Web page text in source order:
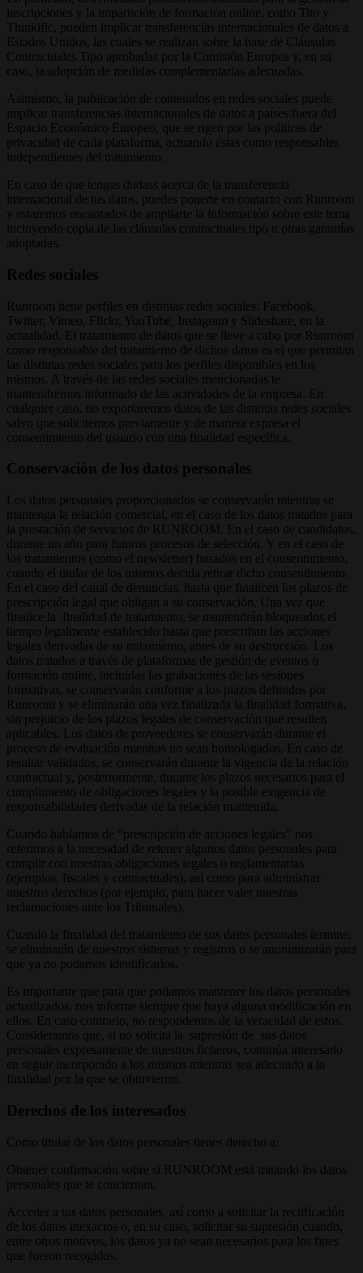
inscripciones y la impartición de formación online, como Tito y
Thinkific, pueden implicar transferencias internacionales de datos a
Estados Unidos, las cuales se realizan sobre la base de Cláusulas
Contractuales Tipo aprobadas por la Comisión Europea y, en su
caso, la adopción de medidas complementarias adecuadas.
Asimismo, la publicación de contenidos en redes sociales puede
implicar transferencias internacionales de datos a países fuera del
Espacio Económico Europeo, que se rigen por las políticas de
privacidad de cada plataforma, actuando éstas como responsables
independientes del tratamiento.
En caso de que tengas dudass acerca de la transferencia
internacional de tus datos, puedes ponerte en contacto con Runroom
y estaremos encantados de ampliarte la información sobre este tema
incluyendo copia de las cláusulas contractuales tipo u otras garantías
adoptadas.
Redes sociales
Runroom tiene perfiles en distintas redes sociales: Facebook,
Twitter, Vimeo, Flickr, YouTube, Instagram y Slideshare, en la
actualidad. El tratamiento de datos que se lleve a cabo por Runroom
como responsable del tratamiento de dichos datos es el que permitan
las distintas redes sociales para los perfiles disponibles en los
mismos. A través de las redes sociales mencionadas te
mantendremos informado de las actividades de la empresa. En
cualquier caso, no exportaremos datos de las distintas redes sociales
salvo que solicitemos previamente y de manera expresa el
consentimiento del usuario con una finalidad específica.
Conservación de los datos personales
Los datos personales proporcionados se conservarán mientras se
mantenga la relación comercial, en el caso de los datos tratados para
la prestación de servicios de RUNROOM. En el caso de candidatos,
durante un año para futuros procesos de selección. Y en el caso de
los tratamientos (como el newsletter) basados en el consentimiento,
cuando el titular de los mismos decida retirar dicho consentimiento.
En el caso del canal de denuncias, hasta que finalicen los plazos de
prescripción legal que obligan a su conservación. Una vez que
finalice la finalidad de tratamiento, se mantendrán bloqueados el
tiempo legalmente establecido hasta que prescriban las acciones
legales derivadas de su tratamiento, antes de su destrucción. Los
datos tratados a través de plataformas de gestión de eventos o
formación online, incluidas las grabaciones de las sesiones
formativas, se conservarán conforme a los plazos definidos por
Runroom y se eliminarán una vez finalizada la finalidad formativa,
sin perjuicio de los plazos legales de conservación que resulten
aplicables. Los datos de proveedores se conservarán durante el
proceso de evaluación mientras no sean homologados. En caso de
resultar validados, se conservarán durante la vigencia de la relación
contractual y, posteriormente, durante los plazos necesarios para el
cumplimiento de obligaciones legales y la posible exigencia de
responsabilidades derivadas de la relación mantenida.
Cuando hablamos de “prescripción de acciones legales” nos
referimos a la necesidad de retener algunos datos personales para
cumplir con nuestras obligaciones legales o reglamentarias
(ejemplos, fiscales y contractuales), así como para administrar
nuestros derechos (por ejemplo, para hacer valer nuestras
reclamaciones ante los Tribunales).
Cuando la finalidad del tratamiento de sus datos personales termine,
se eliminarán de nuestros sistemas y registros o se anonimizarán para
que ya no podamos identificarlos.
Es importante que para que podamos mantener los datos personales
actualizados, nos informe siempre que haya alguna modificación en
ellos. En caso contrario, no respondemos de la veracidad de estos.
Consideramos que, si no solicita la supresión de sus datos
personales expresamente de nuestros ficheros, continúa interesado
en seguir incorporado a los mismos mientras sea adecuado a la
finalidad por la que se obtuvieron.
Derechos de los interesados
Como titular de los datos personales tienes derecho a:
Obtener confirmación sobre si RUNROOM está tratando los datos
personales que te conciernan.
Acceder a tus datos personales, así como a solicitar la rectificación
de los datos inexactos o, en su caso, solicitar su supresión cuando,
entre otros motivos, los datos ya no sean necesarios para los fines
que fueron recogidos.